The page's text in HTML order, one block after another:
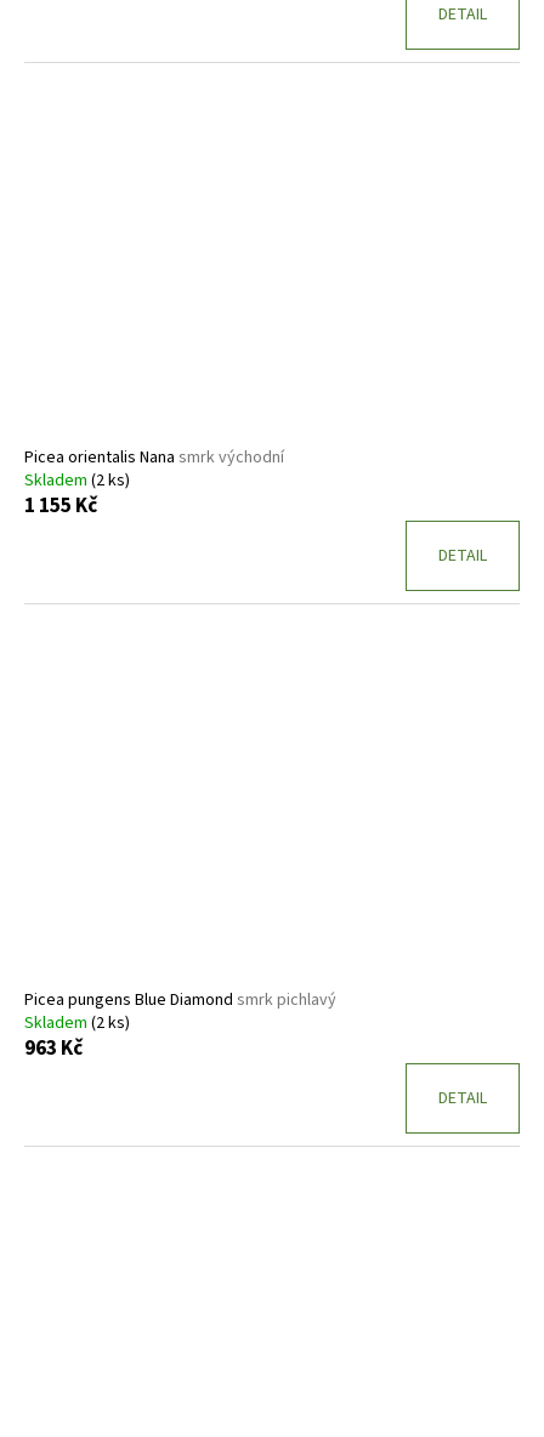
DETAIL
Picea orientalis Nana smrk východní
Skladem (2 ks)
1 155 Kč
DETAIL
Picea pungens Blue Diamond smrk pichlavý
Skladem (2 ks)
963 Kč
DETAIL